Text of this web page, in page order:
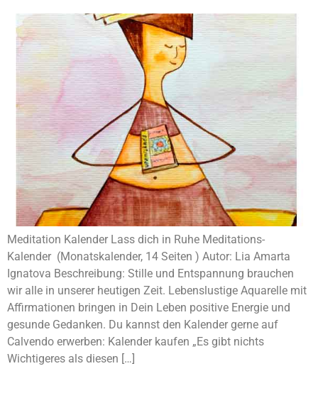
Meditation Kalender Lass dich in Ruhe Meditations-
Kalender (Monatskalender, 14 Seiten ) Autor: Lia Amarta
Ignatova Beschreibung: Stille und Entspannung brauchen
wir alle in unserer heutigen Zeit. Lebenslustige Aquarelle mit
Affirmationen bringen in Dein Leben positive Energie und
gesunde Gedanken. Du kannst den Kalender gerne auf
Calvendo erwerben: Kalender kaufen „Es gibt nichts
Wichtigeres als diesen […]